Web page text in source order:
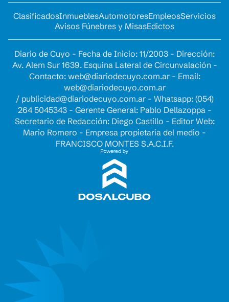
ClasificadosInmueblesAutomotoresEmpleosServicios
Avisos Fúnebres y MisasEdictos
Diario de Cuyo - Fecha de Inicio: 11/2003 - Dirección:
Av. Alem Sur 1639. Esquina Lateral de Circunvalación -
Contacto: web@diariodecuyo.com.ar- Email:
web@diariodecuyo.com.ar
/ publicidad@diariodecuyo.com.ar- Whatsapp: (054)
264 5045343 - Gerente General: Pablo Dellazoppa -
Secretario de Redacción: Diego Castillo - Editor Web:
Mario Romero - Empresa propietaria del medio -
FRANCISCO MONTES S.A.C.I.F.